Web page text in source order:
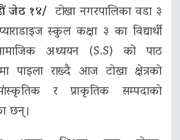
जेठ १४/ टाेखा नगरपालिका वडा ३
स्कुल कक्षा ३ का विद्यार्थी
अध्ययन (S.S) को पाठ
पाइला राख्दै आज टोखा क्षेत्रको
र प्राकृतिक सम्पदाको
छन्।